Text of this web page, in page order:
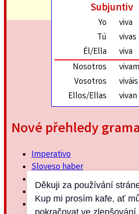
Subjuntiv
Yo
viva
Tú
vivas
Él/Ella
viva
Nosotros
Vosotros
viváis
Ellos/Ellas
vivan
Nové přehledy
Imperativo
Sloveso haber
Imperfektum
Přítomný subjuntiv
Minulý jednoduchý
Děkuji za používání
Kup mi prosím kafe, ať
pokračovat ve zlepšování